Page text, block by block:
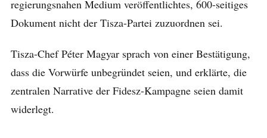
regierungsnahen Medium veröffentlichtes, 600-seitiges
Dokument nicht der Tisza-Partei zuzuordnen sei.
Tisza-Chef Péter Magyar sprach von einer Bestätigung,
dass die Vorwürfe unbegründet seien, und erklärte, die
zentralen Narrative der Fidesz-Kampagne seien damit
widerlegt.